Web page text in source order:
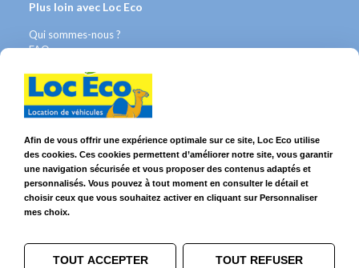
Plus loin avec Loc Eco
Qui sommes-nous ?
FAQ
Nous recrutons
Avis Clients
Franchises & Assurances
Conditions Générales
Données personnelles
Mentions Légales
Cookies
Afin de vous offrir une expérience optimale sur ce site, Loc Eco utilise
des cookies. Ces cookies permettent d’améliorer notre site, vous garantir
une navigation sécurisée et vous proposer des contenus adaptés et
personnalisés. Vous pouvez à tout moment en consulter le détail et
choisir ceux que vous souhaitez activer en cliquant sur Personnaliser
mes choix.
TOUT ACCEPTER TOUT REFUSER